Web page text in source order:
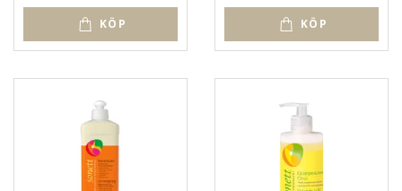
KÖP KÖP